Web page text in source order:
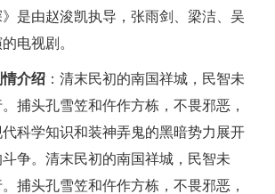
》是由赵浚凯执导，张雨剑、梁洁、吴
电视剧。
介绍 ：清末民初的南国祥城，民智未
捕头孔雪笠和仵作方栋，不畏邪恶，
科学知识和装神弄鬼的黑暗势力展开
争。清末民初的南国祥城，民智未
捕头孔雪笠和仵作方栋，不畏邪恶，